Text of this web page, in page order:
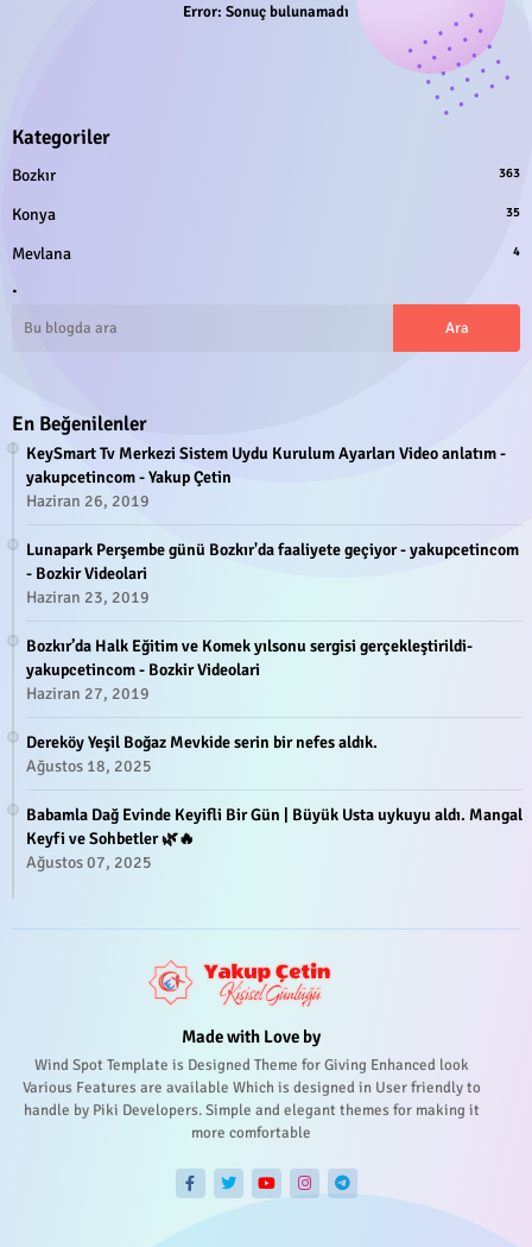
Error: Sonuç bulunamadı
Kategoriler
Bozkır 363
Konya 35
Mevlana 4
.
En Beğenilenler
KeySmart Tv Merkezi Sistem Uydu Kurulum Ayarları Video anlatım -
yakupcetincom - Yakup Çetin
Haziran 26, 2019
Lunapark Perşembe günü Bozkır'da faaliyete geçiyor - yakupcetincom
- Bozkir Videolari
Haziran 23, 2019
Bozkır’da Halk Eğitim ve Komek yılsonu sergisi gerçekleştirildi-
yakupcetincom - Bozkir Videolari
Haziran 27, 2019
Dereköy Yeşil Boğaz Mevkide serin bir nefes aldık.
Ağustos 18, 2025
Babamla Dağ Evinde Keyifli Bir Gün | Büyük Usta uykuyu aldı. Mangal
Keyfi ve Sohbetler 🌿🔥
Ağustos 07, 2025
Made with Love by
Wind Spot Template is Designed Theme for Giving Enhanced look
Various Features are available Which is designed in User friendly to
handle by Piki Developers. Simple and elegant themes for making it
more comfortable